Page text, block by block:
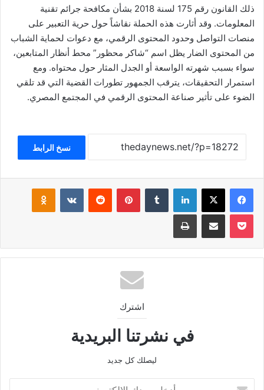
ذلك القانون رقم 175 لسنة 2018 بشأن مكافحة جرائم تقنية
المعلومات. وقد أثارت هذه الحملة نقاشاً حول حرية التعبير على
منصات التواصل وحدود المحتوى الرقمي، مع دعوات لحماية الشباب
من المحتوى الضار يظل اسم “شاكر محظور” محط أنظار المتابعين،
سواء بسبب شهرته الواسعة أو الجدل المثار حول محتواه. ومع
استمرار التحقيقات، يترقب الجمهور تطورات القضية التي قد تلقي
الضوء على تأثير صناعة المحتوى الرقمي في المجتمع المصري.
نسخ الرابط
فيسبوك ‫X لينكدإن بينتيريست
‫Pocket مشاركة عبر البريد طباعة
اشترك
في نشرتنا البريدية
ليصلك كل جديد